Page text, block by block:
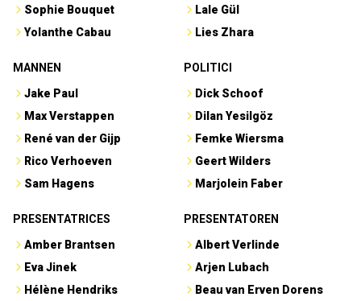
Sophie Bouquet
Yolanthe Cabau
Lale Gül
Lies Zhara
MANNEN
Jake Paul
Max Verstappen
René van der Gijp
Rico Verhoeven
Sam Hagens
POLITICI
Dick Schoof
Dilan Yesilgöz
Femke Wiersma
Geert Wilders
Marjolein Faber
PRESENTATRICES
Amber Brantsen
Eva Jinek
Hélène Hendriks
PRESENTATOREN
Albert Verlinde
Arjen Lubach
Beau van Erven Dorens